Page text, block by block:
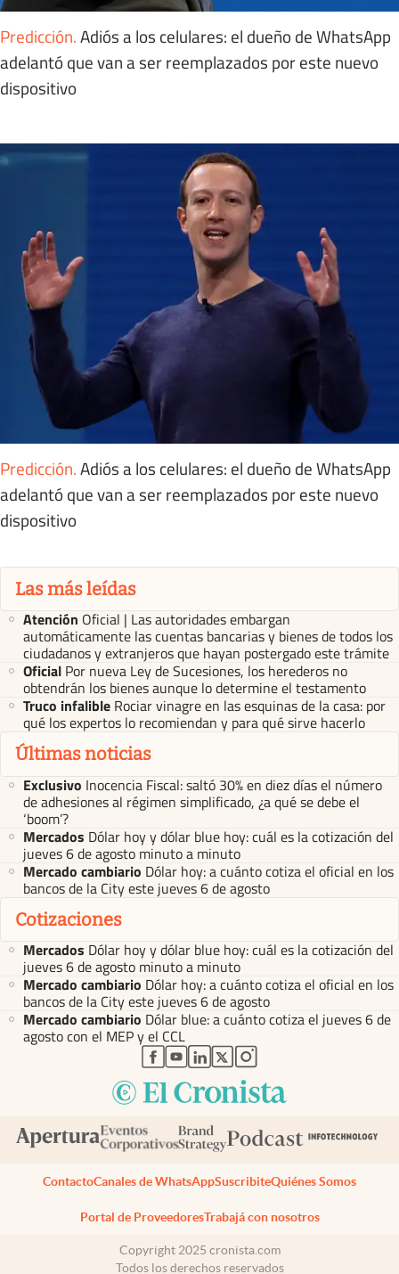
Predicción.Adiós a los celulares: el dueño de WhatsApp
adelantó que van a ser reemplazados por este nuevo
dispositivo
Predicción.Adiós a los celulares: el dueño de WhatsApp
adelantó que van a ser reemplazados por este nuevo
dispositivo
Las más leídas
Atención Oficial | Las autoridades embargan
automáticamente las cuentas bancarias y bienes de todos los
ciudadanos y extranjeros que hayan postergado este trámite
Oficial Por nueva Ley de Sucesiones, los herederos no
obtendrán los bienes aunque lo determine el testamento
Truco infalible Rociar vinagre en las esquinas de la casa: por
qué los expertos lo recomiendan y para qué sirve hacerlo
Últimas noticias
Exclusivo Inocencia Fiscal: saltó 30% en diez días el número
de adhesiones al régimen simplificado, ¿a qué se debe el
‘boom’?
Mercados Dólar hoy y dólar blue hoy: cuál es la cotización del
jueves 6 de agosto minuto a minuto
Mercado cambiario Dólar hoy: a cuánto cotiza el oficial en los
bancos de la City este jueves 6 de agosto
Cotizaciones
Mercados Dólar hoy y dólar blue hoy: cuál es la cotización del
jueves 6 de agosto minuto a minuto
Mercado cambiario Dólar hoy: a cuánto cotiza el oficial en los
bancos de la City este jueves 6 de agosto
Mercado cambiario Dólar blue: a cuánto cotiza el jueves 6 de
agosto con el MEP y el CCL
abre en nueva pestaña
abre en nueva pestaña
abre en nueva pestaña
abre en nueva pestaña
abre en nueva pestaña
ContactoCanales de WhatsAppSuscribiteQuiénes Somos
Portal de ProveedoresTrabajá con nosotros
Copyright 2025 cronista.com
Todos los derechos reservados